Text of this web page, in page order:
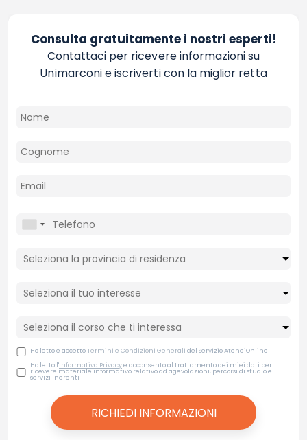
Consulta gratuitamente i nostri esperti!
Contattaci per ricevere informazioni su
Unimarconi e iscriverti con la miglior retta
Ho letto e accettoTermini e Condizioni Generali del Servizio AteneiOnline
Ho letto l'Informativa Privacye acconsento al trattamento dei miei dati per
ricevere materiale informativo relativo ad agevolazioni, percorsi di studio e
servizi inerenti